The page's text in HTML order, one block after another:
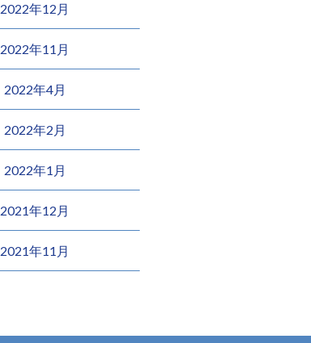
2022年12月
2022年11月
2022年4月
2022年2月
2022年1月
2021年12月
2021年11月